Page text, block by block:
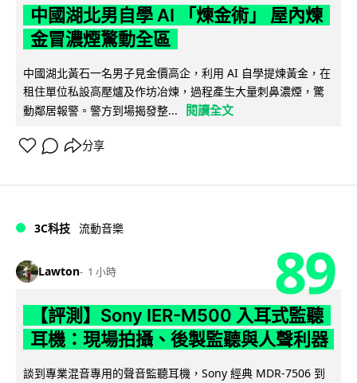
中國湖北男自學 AI 「煉金術」 屋內煉
金冒濃煙驚動全區
中國湖北黃石一名男子見金價高企，利用 AI 自學提煉黃金，在
租住單位私設高壓爐及作坊冶煉，過程產生大量刺鼻濃煙，驚
動鄰居報警。警方到場揭發整...
閱讀全文
分享
3C科技 流動音樂
Lawton 1 小時 89
【評測】Sony IER-M500 入耳式監聽
耳機：現場拍攝、後製監聽與人聲利器
談到專業混音專用的聲音監聽耳機，Sony 經典 MDR-7506 到